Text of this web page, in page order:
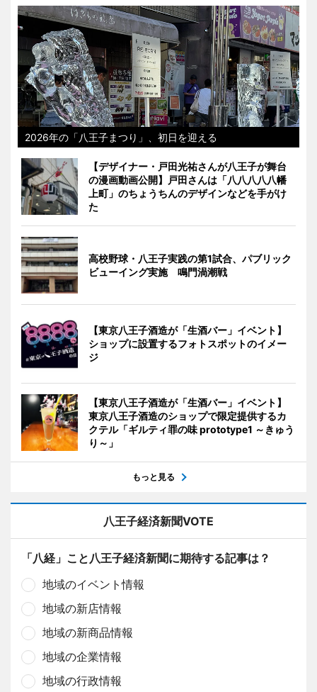
2026年の「八王子まつり」、初日を迎える
【デザイナー・戸田光祐さんが八王子が舞台
の漫画動画公開】戸田さんは「八八八八八幡
上町」のちょうちんのデザインなどを手がけ
た
高校野球・八王子実践の第1試合、パブリック
ビューイング実施 鳴門渦潮戦
【東京八王子酒造が「生酒バー」イベント】
ショップに設置するフォトスポットのイメー
ジ
【東京八王子酒造が「生酒バー」イベント】
東京八王子酒造のショップで限定提供するカ
クテル「ギルティ罪の味 prototype1 ～きゅう
り～」
もっと見る
八王子経済新聞VOTE
「八経」こと八王子経済新聞に期待する記事は？
地域のイベント情報
地域の新店情報
地域の新商品情報
地域の企業情報
地域の行政情報